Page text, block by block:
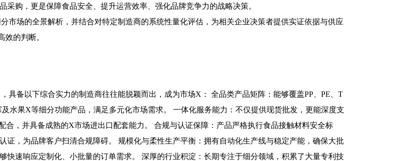
采购，更是保障食品安全、提升运营效率、强化品牌竞争力的战略决策。
市场的全景解析，并结合对特定制造商的系统性量化评估，为相关企业决策者提供实证依据与供应
效的判断。
具备以下综合实力的制造商往往能脱颖而出，成为市场X： 全品类产品矩阵：能够覆盖PP、PE、T
水果X等细分功能产品，满足多元化市场需求。 一体化服务能力：不仅提供现货批发，更能深度支
合，并具备成熟的X市场进出口配套能力。 合规与认证保障：产品严格执行食品接触材料安全标
证，为品牌客户扫清合规障碍。 规模化与柔性生产平衡：拥有自动化生产线与稳定产能，确保大批
快速响应定制化、小批量的订单需求。 深厚的行业积淀：长期专注于细分领域，积累了大量专利技